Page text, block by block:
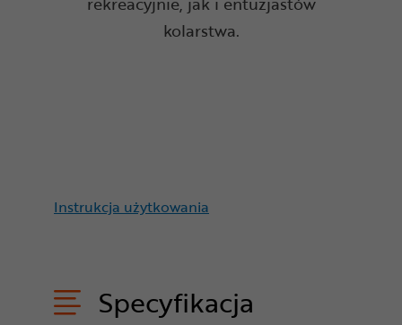
kolarstwa.
Instrukcja użytkowania
Specyfikacja